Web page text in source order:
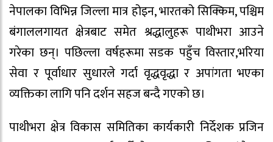
नेपालका विभिन्न जिल्ला मात्र होइन, भारतको सिक्किम, पश्चिम
बंगाललगायत क्षेत्रबाट समेत श्रद्धालुहरू पाथीभरा आउने
गरेका छन्। पछिल्ला वर्षहरूमा सडक पहुँच विस्तार,भरिया
सेवा र पूर्वाधार सुधारले गर्दा वृद्धवृद्धा र अपांगता भएका
व्यक्तिका लागि पनि दर्शन सहज बन्दै गएको छ।
पाथीभरा क्षेत्र विकास समितिका कार्यकारी निर्देशक प्रजिन